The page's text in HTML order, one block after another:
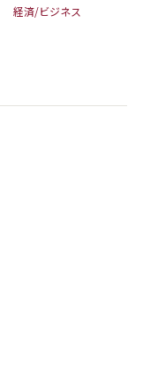
経済/ビジネス